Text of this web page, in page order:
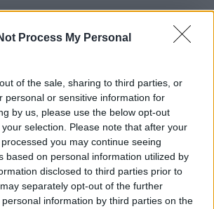
Process My Personal
of the sale, sharing to third parties, or
personal or sensitive information for
by us, please use the below opt-out
selection. Please note that after your
you may continue seeing
based on personal information utilized by
disclosed to third parties prior to
separately opt-out of the further
information by third parties on the
εδώ
50 /50
2000 /2000
Υποβολή σχολίου